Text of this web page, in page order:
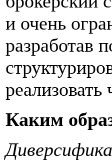
и очень
разработав
реализовать
Каким